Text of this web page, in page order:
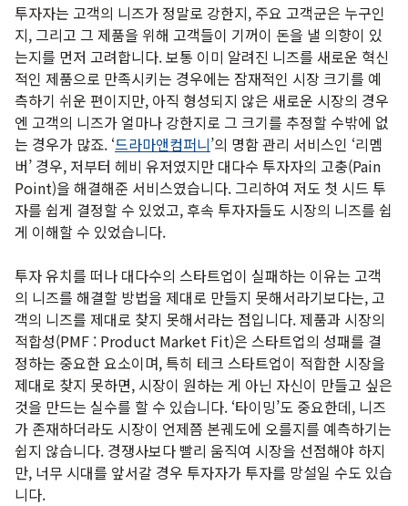
투자자는 고객의 니즈가 정말로 강한지, 주요 고객군은 누구인
지, 그리고 그 제품을 위해 고객들이 기꺼이 돈을 낼 의향이 있
는지를 먼저 고려합니다. 보통 이미 알려진 니즈를 새로운 혁신
적인 제품으로 만족시키는 경우에는 잠재적인 시장 크기를 예
측하기 쉬운 편이지만, 아직 형성되지 않은 새로운 시장의 경우
엔 고객의 니즈가 얼마나 강한지로 그 크기를 추정할 수밖에 없
는 경우가 많죠. ‘드라마앤컴퍼니’의 명함 관리 서비스인 ‘리멤
버’ 경우, 저부터 헤비 유저였지만 대다수 투자자의 고충(Pain
Point)을 해결해준 서비스였습니다. 그리하여 저도 첫 시드 투
자를 쉽게 결정할 수 있었고, 후속 투자자들도 시장의 니즈를 쉽
게 이해할 수 있었습니다.
투자 유치를 떠나 대다수의 스타트업이 실패하는 이유는 고객
의 니즈를 해결할 방법을 제대로 만들지 못해서라기보다는, 고
객의 니즈를 제대로 찾지 못해서라는 점입니다. 제품과 시장의
적합성(PMF : Product Market Fit)은 스타트업의 성패를 결
정하는 중요한 요소이며, 특히 테크 스타트업이 적합한 시장을
제대로 찾지 못하면, 시장이 원하는 게 아닌 자신이 만들고 싶은
것을 만드는 실수를 할 수 있습니다. ‘타이밍’도 중요한데, 니즈
가 존재하더라도 시장이 언제쯤 본궤도에 오를지를 예측하기는
쉽지 않습니다. 경쟁사보다 빨리 움직여 시장을 선점해야 하지
만, 너무 시대를 앞서갈 경우 투자자가 투자를 망설일 수도 있습
니다.